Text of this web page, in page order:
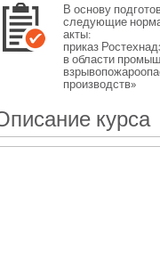
В основу
следующие
акты:
приказ
в области
производств»
в областикурса